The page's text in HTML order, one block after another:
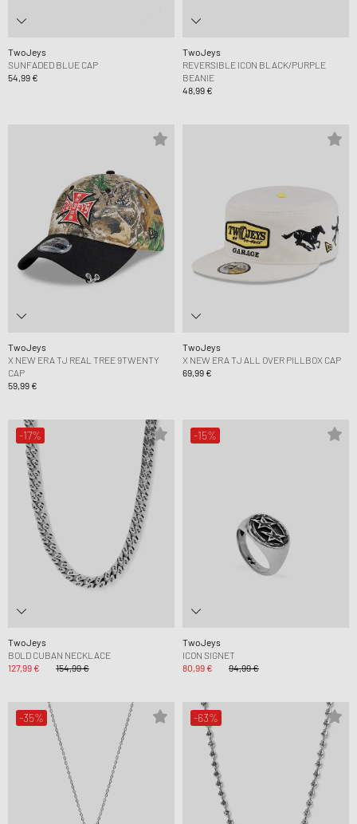
TwoJeys
SUNFADED BLUE CAP
54,99 €
TwoJeys
REVERSIBLE ICON BLACK/PURPLE
BEANIE
48,99 €
TwoJeys
X NEW ERA TJ REAL TREE 9TWENTY
CAP
59,99 €
TwoJeys
X NEW ERA TJ ALL OVER PILLBOX CAP
69,99 €
-17%
TwoJeys
BOLD CUBAN NECKLACE
127,99 €
154,99 €
-15%
TwoJeys
ICON SIGNET
80,99 €
94,99 €
-35% -63%